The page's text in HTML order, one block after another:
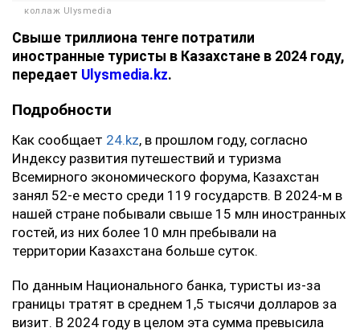
коллаж Ulysmedia
Свыше триллиона тенге потратили
иностранные туристы в Казахстане в 2024 году,
передает Ulysmedia.kz.
Подробности
Как сообщает 24.kz, в прошлом году, согласно
Индексу развития путешествий и туризма
Всемирного экономического форума, Казахстан
занял 52-е место среди 119 государств. В 2024-м в
нашей стране побывали свыше 15 млн иностранных
гостей, из них более 10 млн пребывали на
территории Казахстана больше суток.
По данным Национального банка, туристы из-за
границы тратят в среднем 1,5 тысячи долларов за
визит. В 2024 году в целом эта сумма превысила